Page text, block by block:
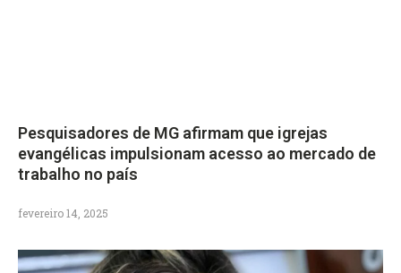
Pesquisadores de MG afirmam que igrejas
evangélicas impulsionam acesso ao mercado de
trabalho no país
fevereiro 14, 2025